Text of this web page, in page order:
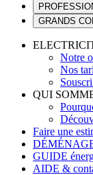
GRANDS
Notre
Nos
QUI
Faire une
GUIDE
AIDE &